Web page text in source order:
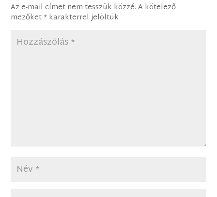
Az e-mail címet nem tesszük közzé. A kötelező
mezőket*karakterrel jelöltük